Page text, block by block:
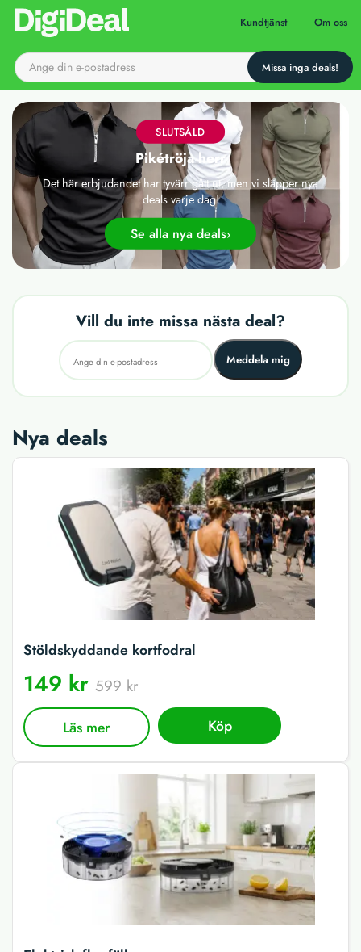
Till startsidan Kundtjänst Om oss
SLUTSÅLD
Pikétröja herr
Det här erbjudandet har tyvärr gått ut, men vi släpper nya
deals varje dag!
Se alla nya deals
Vill du inte missa nästa deal?
Meddela mig
Nya deals
Stöldskyddande kortfodral
149 kr 599 kr
Läs mer Köp